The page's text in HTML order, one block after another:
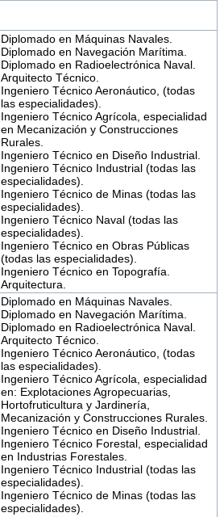
Diplomado en Máquinas Navales.
Diplomado en Navegación Marítima.
Diplomado en Radioelectrónica Naval.
Arquitecto Técnico.
Ingeniero Técnico Aeronáutico, (todas
las especialidades).
Ingeniero Técnico Agrícola, especialidad
en Mecanización y Construcciones
Rurales.
Ingeniero Técnico en Diseño Industrial.
Ingeniero Técnico Industrial (todas las
especialidades).
Ingeniero Técnico de Minas (todas las
especialidades).
Ingeniero Técnico Naval (todas las
especialidades).
Ingeniero Técnico en Obras Públicas
(todas las especialidades).
Ingeniero Técnico en Topografía.
Arquitectura.
Diplomado en Máquinas Navales.
Diplomado en Navegación Marítima.
Diplomado en Radioelectrónica Naval.
Arquitecto Técnico.
Ingeniero Técnico Aeronáutico, (todas
las especialidades).
Ingeniero Técnico Agrícola, especialidad
en: Explotaciones Agropecuarias,
Hortofruticultura y Jardinería,
Mecanización y Construcciones Rurales.
Ingeniero Técnico en Diseño Industrial.
Ingeniero Técnico Forestal, especialidad
en Industrias Forestales.
Ingeniero Técnico Industrial (todas las
especialidades).
Ingeniero Técnico de Minas (todas las
especialidades).